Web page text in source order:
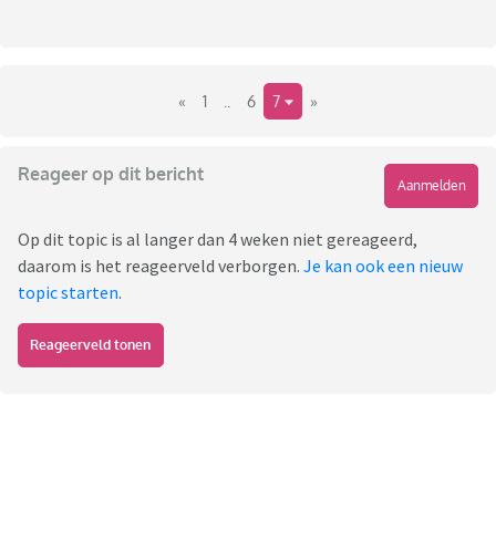
« 1 6 7 »
Reageer op dit bericht
Aanmelden
Op dit topic is al langer dan 4 weken niet gereageerd,
daarom is het reageerveld verborgen. Je kan ook een nieuw
topic starten.
Reageerveld tonen